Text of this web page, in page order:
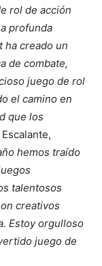
rol de acción
profunda
ha creado un
de combate,
juego de rol
el camino en
que los
hemos traído
talentosos
creativos
Estoy orgulloso
juego de